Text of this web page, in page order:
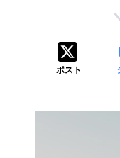
ポスト